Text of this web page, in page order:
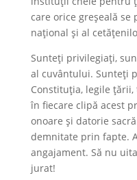
care orice greșeală
național și al
Sunteți privilegiați,
al cuvântului. Sunteți
Constituția, legile
în fiecare clipă acest
onoare și datorie
demnitate prin fapte.
angajament. Să nu
jurat!